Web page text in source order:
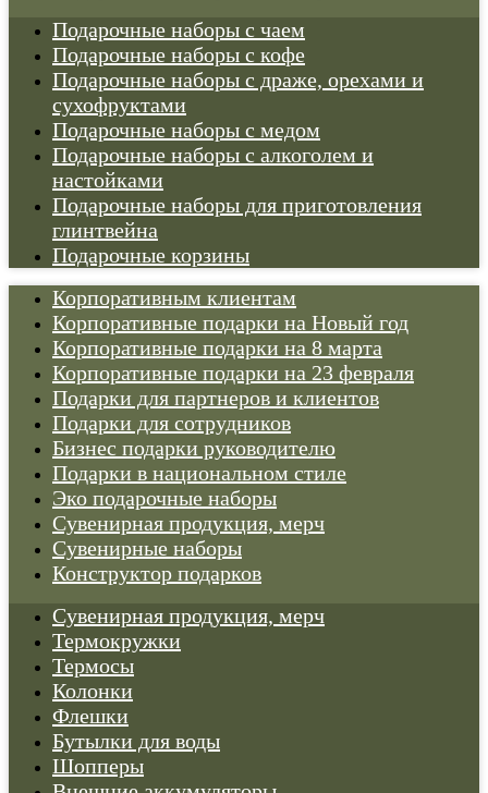
Подарочные наборы с чаем
Подарочные наборы с кофе
Подарочные наборы с драже, орехами и
сухофруктами
Подарочные наборы с медом
Подарочные наборы с алкоголем и
настойками
Подарочные наборы для приготовления
глинтвейна
Подарочные корзины
Корпоративным клиентам
Корпоративные подарки на Новый год
Корпоративные подарки на 8 марта
Корпоративные подарки на 23 февраля
Подарки для партнеров и клиентов
Подарки для сотрудников
Бизнес подарки руководителю
Подарки в национальном стиле
Эко подарочные наборы
Cувенирная продукция, мерч
Сувенирные наборы
Конструктор подарков
Cувенирная продукция, мерч
Термокружки
Термосы
Колонки
Флешки
Бутылки для воды
Шопперы